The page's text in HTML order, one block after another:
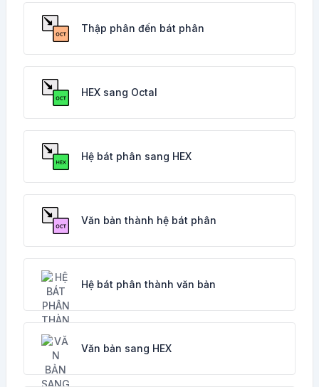
Thập phân đến bát phân
HEX sang Octal
Hệ bát phân sang HEX
Văn bản thành hệ bát phân
Hệ bát phân thành văn bản
Văn bản sang HEX